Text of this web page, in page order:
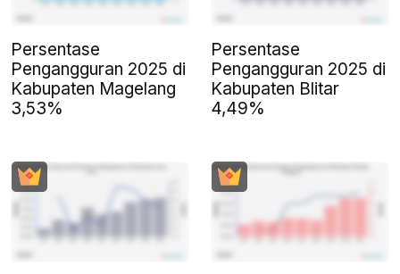
Persentase
Pengangguran 2025 di
Kabupaten Magelang
3,53%
Persentase
Pengangguran 2025 di
Kabupaten Blitar
4,49%